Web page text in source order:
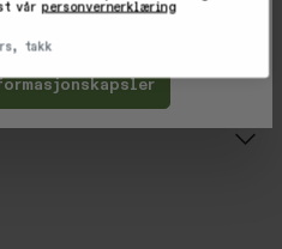
Avvis
vårpersonvernerklæring
takk